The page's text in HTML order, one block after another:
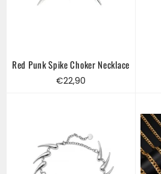
Red Punk Spike Choker Necklace
Regular
€22,90